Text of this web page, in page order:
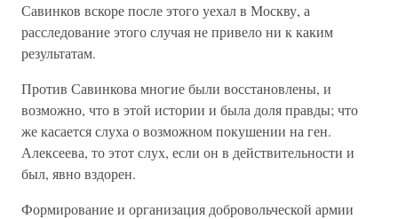
Савинков вскоре после этого уехал в Москву, а
расследование этого случая не привело ни к каким
результатам.
Против Савинкова многие были восстановлены, и
возможно, что в этой истории и была доля правды; что
же касается слуха о возможном покушении на ген.
Алексеева, то этот слух, если он в действительности и
был, явно вздорен.
Формирование и организация добровольческой армии